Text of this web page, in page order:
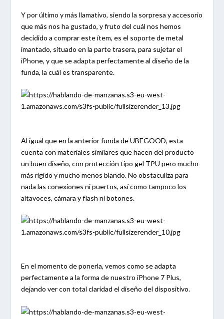
Y por último y más llamativo, siendo la sorpresa y accesorio
que más nos ha gustado, y fruto del cuál nos hemos
decidido a comprar este ítem, es el soporte de metal
imantado, situado en la parte trasera, para sujetar el
iPhone, y que se adapta perfectamente al diseño de la
funda, la cuál es transparente.
Al igual que en la anterior funda de UBEGOOD, esta
cuenta con materiales similares que hacen del producto
un buen diseño, con protección tipo gel TPU pero mucho
más rígido y mucho menos blando. No obstaculiza para
nada las conexiones ni puertos, así como tampoco los
altavoces, cámara y flash ni botones.
En el momento de ponerla, vemos como se adapta
perfectamente a la forma de nuestro iPhone 7 Plus,
dejando ver con total claridad el diseño del dispositivo.